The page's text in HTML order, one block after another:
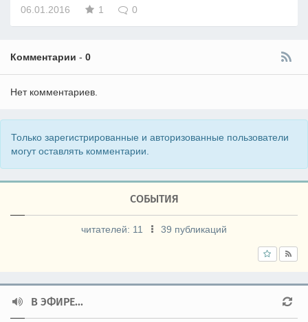
06.01.2016 1 0
Комментарии - 0
Нет комментариев.
Только зарегистрированные и авторизованные пользователи
могут оставлять комментарии.
СОБЫТИЯ
читателей: 11 39 публикаций
В ЭФИРЕ...